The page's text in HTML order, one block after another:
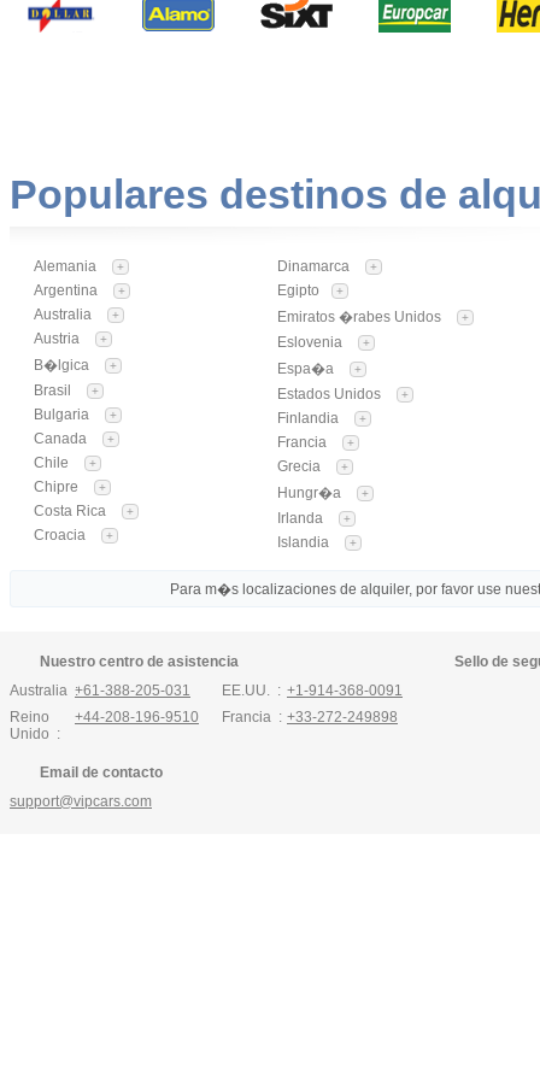
Populares destinos de
Alemania +
Argentina +
Australia +
Austria +
B�lgica +
Brasil +
Bulgaria +
Canada +
Chile +
Chipre +
Costa Rica +
Croacia +
Dinamarca +
Egipto +
Emiratos �rabes Unidos +
Eslovenia +
Espa�a +
Estados Unidos +
Finlandia +
Francia +
Grecia +
Hungr�a +
Irlanda +
Islandia +
Para m�s localizaciones de alquiler, por favor use
Nuestro centro de asistencia
Australia :+61-388-205-031
Reino
Unido :
+44-208-196-9510
EE.UU. : +1-914-368-0091
Francia : +33-272-249898
Email de contacto
support@vipcars.com
Sello de